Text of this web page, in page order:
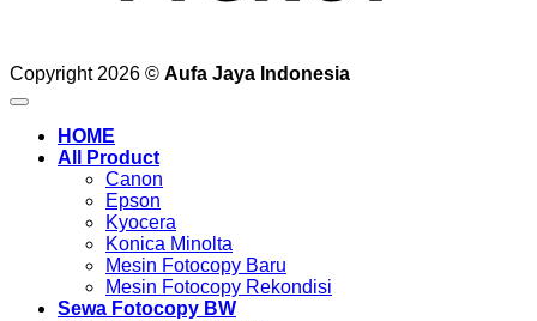
Copyright 2026 © Aufa Jaya Indonesia
HOME
All Product
Canon
Epson
Kyocera
Konica Minolta
Mesin Fotocopy Baru
Mesin Fotocopy Rekondisi
Sewa Fotocopy BW